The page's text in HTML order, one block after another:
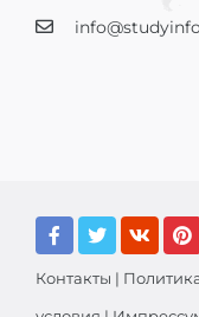
Контакты |